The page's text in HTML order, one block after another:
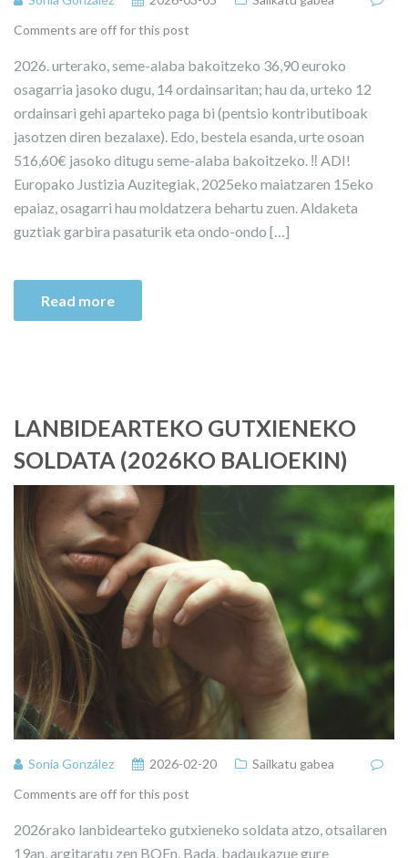
Comments are off for this post
2026. urterako, seme-alaba bakoitzeko 36,90 euroko
osagarria jasoko dugu, 14 ordainsaritan; hau da, urteko 12
ordainsari gehi aparteko paga bi (pentsio kontributiboak
jasotzen diren bezalaxe). Edo, bestela esanda, urte osoan
516,60€ jasoko ditugu seme-alaba bakoitzeko. ‼️ ADI!
Europako Justizia Auzitegiak, 2025eko maiatzaren 15eko
epaiaz, osagarri hau moldatzera behartu zuen. Aldaketa
guztiak garbira pasaturik eta ondo-ondo […]
Read more
LANBIDEARTEKO GUTXIENEKO
SOLDATA (2026KO BALIOEKIN)
Sonia González 2026-02-20
Sailkatu gabea
Comments are off for this post
2026rako lanbidearteko gutxieneko soldata atzo, otsailaren
19an, argitaratu zen BOEn. Bada, badaukazue gure